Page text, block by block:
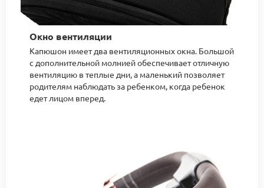
Окно вентиляции
Капюшон имеет два вентиляционных окна. Большой
с дополнительной молнией обеспечивает отличную
вентиляцию в теплые дни, а маленький позволяет
родителям наблюдать за ребенком, когда ребенок
едет лицом вперед.